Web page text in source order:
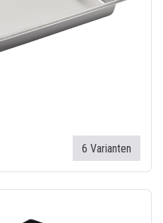
6 Varianten